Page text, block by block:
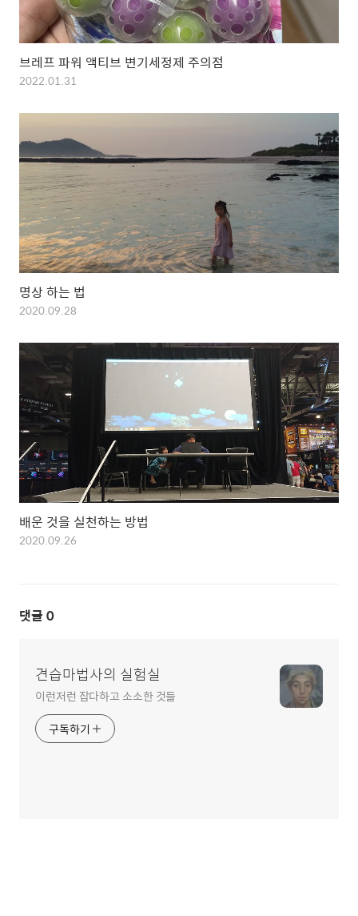
브레프 파워 액티브 변기세정제 주의점
2022.01.31
명상 하는 법
2020.09.28
배운 것을 실천하는 방법
2020.09.26
댓글 0
견습마법사의 실험실
이런저런 잡다하고 소소한 것들
구독하기